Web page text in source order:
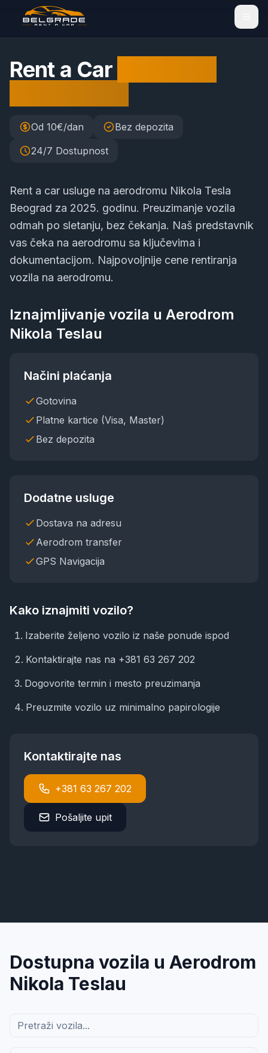
Rent a Car
Od 10€/dan
Bez depozita
24/7 Dostupnost
Rent a car usluge na aerodromu Nikola Tesla
Beograd za 2025. godinu. Preuzimanje vozila
odmah po sletanju, bez čekanja. Naš predstavnik
vas čeka na aerodromu sa ključevima i
dokumentacijom. Najpovoljnije cene rentiranja
vozila na aerodromu.
Iznajmljivanje vozila u Aerodrom
Nikola Teslau
Načini plaćanja
Gotovina
Platne kartice (Visa, Master)
Bez depozita
Dodatne usluge
Dostava na adresu
Aerodrom transfer
GPS Navigacija
Kako iznajmiti vozilo?
Izaberite željeno vozilo iz naše ponude ispod
Kontaktirajte nas na +381 63 267 202
Dogovorite termin i mesto preuzimanja
Preuzmite vozilo uz minimalno papirologije
Kontaktirajte nas
+381 63 267 202
Pošaljite upit
Dostupna vozila u Aerodrom
Nikola Teslau